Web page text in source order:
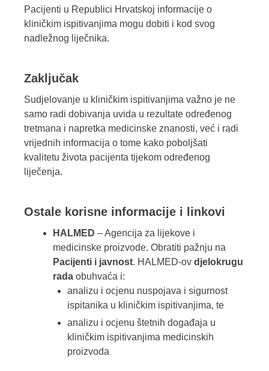
Pacijenti u Republici Hrvatskoj informacije o
kliničkim ispitivanjima mogu dobiti i kod svog
nadležnog liječnika.
Zaključak
Sudjelovanje u kliničkim ispitivanjima važno je ne
samo radi dobivanja uvida u rezultate određenog
tretmana i napretka medicinske znanosti, već i radi
vrijednih informacija o tome kako poboljšati
kvalitetu života pacijenta tijekom određenog
liječenja.
Ostale korisne informacije i linkovi
HALMED – Agencija za lijekove i
medicinske proizvode. Obratiti pažnju na
Pacijenti i javnost. HALMED-ov djelokrugu
rada obuhvaća i:
analizu i ocjenu nuspojava i sigurnost
ispitanika u kliničkim ispitivanjima, te
analizu i ocjenu štetnih događaja u
kliničkim ispitivanjima medicinskih
proizvoda